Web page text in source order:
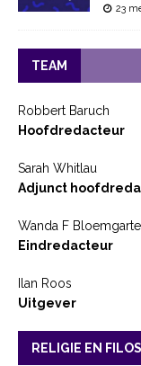
23
TEAM
Robbert Baruch
Hoofdredacteur
Sarah Whitlau
Adjunct
Wanda F
Eindredacteur
Ilan Roos
Uitgever
RELIGIE EN